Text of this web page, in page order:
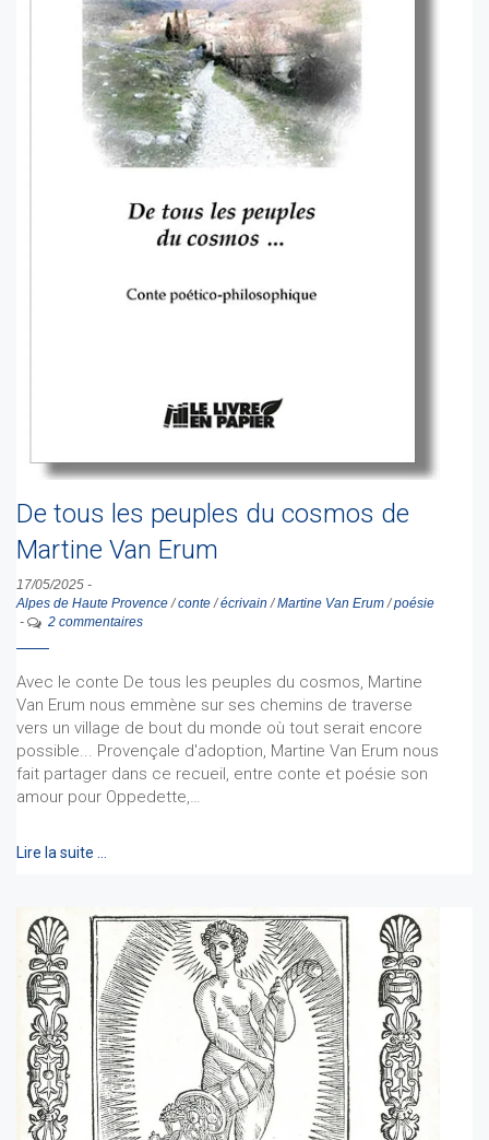
De tous les peuples du cosmos de
Martine Van Erum
17/05/2025 -
Alpes de Haute Provence /conte /écrivain /Martine Van Erum /poésie
-
2 commentaires
Avec le conte De tous les peuples du cosmos, Martine
Van Erum nous emmène sur ses chemins de traverse
vers un village de bout du monde où tout serait encore
possible... Provençale d'adoption, Martine Van Erum nous
fait partager dans ce recueil, entre conte et poésie son
amour pour Oppedette,…
Lire la suite …